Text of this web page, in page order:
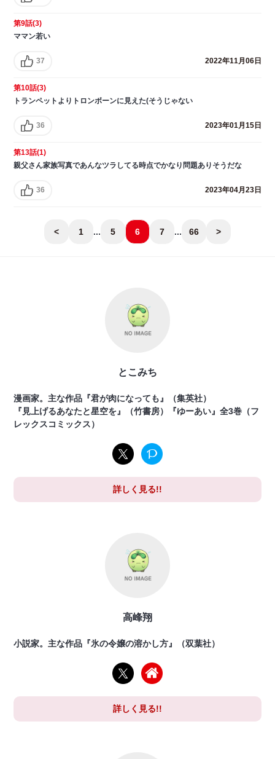
第9話(3)
ママン若い
37 2022年11月06日
第10話(3)
トランペットよりトロンボーンに見えた(そうじゃない
36 2023年01月15日
第13話(1)
親父さん家族写真であんなツラしてる時点でかなり問題ありそうだな
36 2023年04月23日
< 1 ... 5 6 7 ... 66 >
とこみち
漫画家。主な作品『君が肉になっても』（集英社）
『見上げるあなたと星空を』（竹書房）『ゆーあい』全3巻（フ
レックスコミックス）
詳しく見る!!
高峰翔
小説家。主な作品『氷の令嬢の溶かし方』（双葉社）
詳しく見る!!